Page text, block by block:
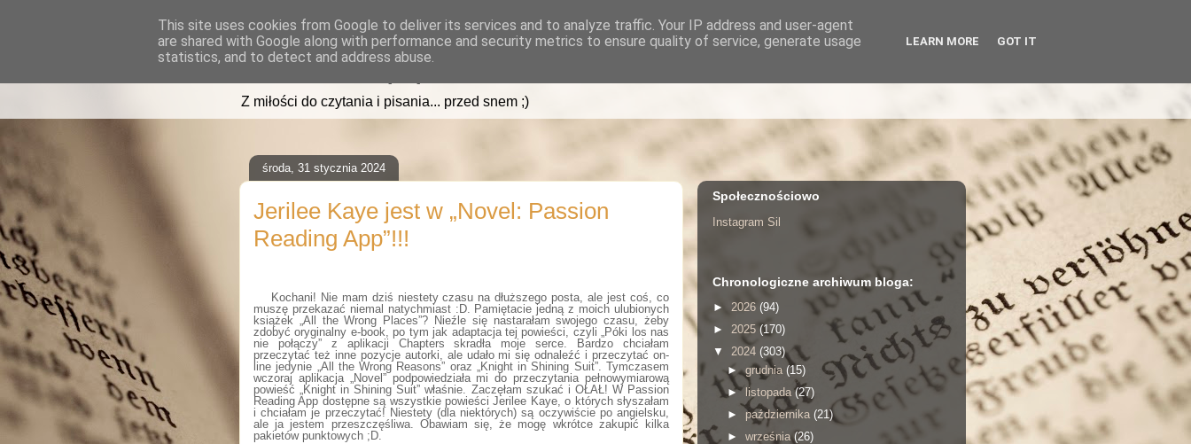
read2sleep.pl
Z miłości do czytania i pisania... przed snem ;)
środa, 31 stycznia 2024
Jerilee Kaye jest w „Novel: Passion
Reading App”!!!
Kochani! Nie mam dziś niestety czasu na dłuższego posta, ale jest coś, co
muszę przekazać niemal natychmiast :D. Pamiętacie jedną z moich ulubionych
książek „All the Wrong Places”? Nieźle się nastarałam swojego czasu, żeby
zdobyć oryginalny e-book, po tym jak adaptacja tej powieści, czyli „Póki los nas
nie połączy” z aplikacji Chapters skradła moje serce. Bardzo chciałam
przeczytać też inne pozycje autorki, ale udało mi się odnaleźć i przeczytać on-
line jedynie „All the Wrong Reasons” oraz „Knight in Shining Suit”. Tymczasem
wczoraj aplikacja „Novel” podpowiedziała mi do przeczytania pełnowymiarową
powieść „Knight in Shining Suit” właśnie. Zaczęłam szukać i OŁAŁ! W Passion
Reading App dostępne są wszystkie powieści Jerilee Kaye, o których słyszałam
i chciałam je przeczytać! Niestety (dla niektórych) są oczywiście po angielsku,
ale ja jestem przeszczęśliwa. Obawiam się, że mogę wkrótce zakupić kilka
pakietów punktowych ;D.
Społecznościowo
Instagram Sil
Chronologiczne archiwum bloga:
► 2026 (94)
► 2025(170)
▼ 2024 (303)
►grudnia (15)
► listopada(27)
► października (21)
► września(26)
This site uses cookies from Google to deliver its services and to analyze traffic. Your IP address and user-agent
are shared with Google along with performance and security metrics to ensure quality of service, generate usage
statistics, and to detect and address abuse.
LEARN MORE GOT IT